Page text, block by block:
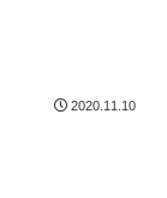
2020.11.10